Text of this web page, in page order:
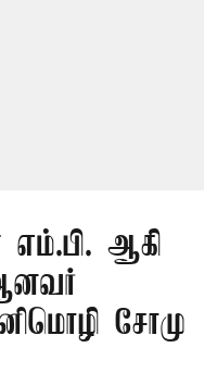
எம்.பி. ஆகி
சோமு